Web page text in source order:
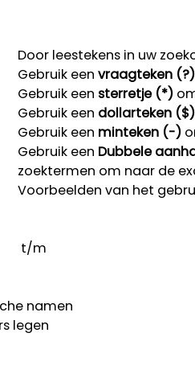
Door leestekens in uw
Gebruik een vraagteken (?)
Gebruik een sterretje (*)
Gebruik een dollarteken ($)
Gebruik een minteken (-)
Gebruik een Dubbele
zoektermen om naar de
Voorbeelden van het
t/m
namen
legen